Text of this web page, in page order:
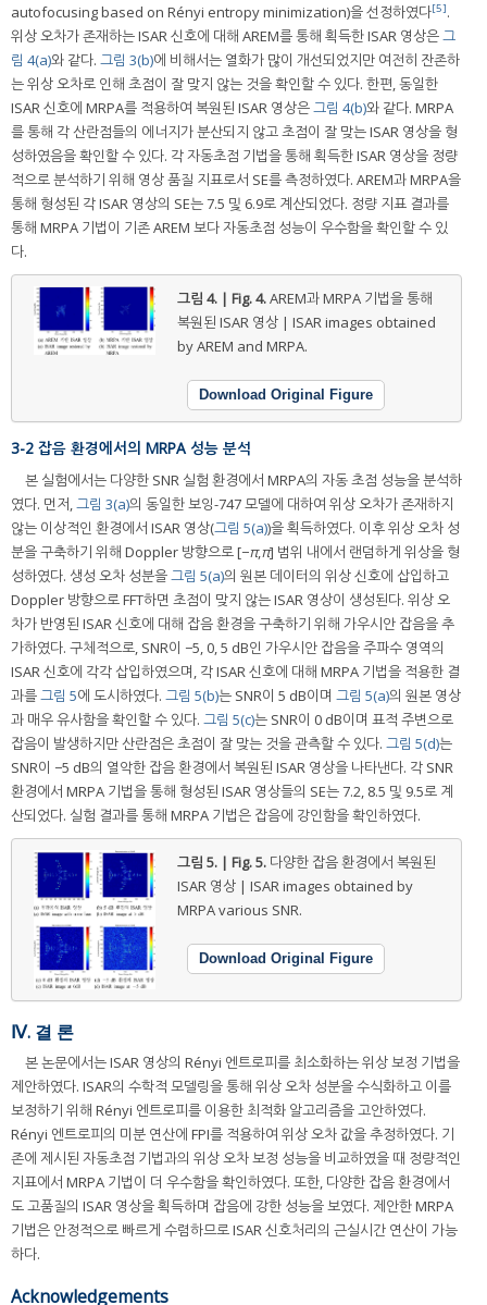
autofocusing based on Rényi entropy minimization)을 선정하였다[5].
위상 오차가 존재하는 ISAR 신호에 대해 AREM를 통해 획득한 ISAR 영상은그
림 4(a)와 같다. 그림 3(b)에 비해서는 열화가 많이 개선되었지만 여전히 잔존하
는 위상 오차로 인해 초점이 잘 맞지 않는 것을 확인할 수 있다. 한편, 동일한
ISAR 신호에 MRPA를 적용하여 복원된 ISAR 영상은그림 4(b)와 같다. MRPA
를 통해 각 산란점들의 에너지가 분산되지 않고 초점이 잘 맞는 ISAR 영상을 형
성하였음을 확인할 수 있다. 각 자동초점 기법을 통해 획득한 ISAR 영상을 정량
적으로 분석하기 위해 영상 품질 지표로서 SE를 측정하였다. AREM과 MRPA을
통해 형성된 각 ISAR 영상의 SE는 7.5 및 6.9로 계산되었다. 정량 지표 결과를
통해 MRPA 기법이 기존 AREM 보다 자동초점 성능이 우수함을 확인할 수 있
다.
그림 4. | Fig. 4.AREM과 MRPA 기법을 통해
복원된 ISAR 영상 | ISAR images obtained
by AREM and MRPA.
Download Original Figure
3-2 잡음 환경에서의 MRPA 성능 분석
본 실험에서는 다양한 SNR 실험 환경에서 MRPA의 자동 초점 성능을 분석하
였다. 먼저, 그림 3(a)의 동일한 보잉-747 모델에 대하여 위상 오차가 존재하지
않는 이상적인 환경에서 ISAR 영상(그림 5(a))을 획득하였다. 이후 위상 오차 성
분을 구축하기 위해 Doppler 방향으로 [−π,π] 범위 내에서 랜덤하게 위상을 형
성하였다. 생성 오차 성분을그림 5(a)의 원본 데이터의 위상 신호에 삽입하고
Doppler 방향으로 FFT하면 초점이 맞지 않는 ISAR 영상이 생성된다. 위상 오
차가 반영된 ISAR 신호에 대해 잡음 환경을 구축하기 위해 가우시안 잡음을 추
가하였다. 구체적으로, SNR이 −5, 0, 5 dB인 가우시안 잡음을 주파수 영역의
ISAR 신호에 각각 삽입하였으며, 각 ISAR 신호에 대해 MRPA 기법을 적용한 결
과를그림 5에 도시하였다. 그림 5(b)는 SNR이 5 dB이며 그림 5(a)의 원본 영상
과 매우 유사함을 확인할 수 있다. 그림 5(c)는 SNR이 0 dB이며 표적 주변으로
잡음이 발생하지만 산란점은 초점이 잘 맞는 것을 관측할 수 있다. 그림 5(d)는
SNR이 −5 dB의 열악한 잡음 환경에서 복원된 ISAR 영상을 나타낸다. 각 SNR
환경에서 MRPA 기법을 통해 형성된 ISAR 영상들의 SE는 7.2, 8.5 및 9.5로 계
산되었다. 실험 결과를 통해 MRPA 기법은 잡음에 강인함을 확인하였다.
그림 5. | Fig. 5. 다양한 잡음 환경에서 복원된
ISAR 영상 | ISAR images obtained by
MRPA various SNR.
Download Original Figure
Ⅳ. 결 론
본 논문에서는 ISAR 영상의 Rényi 엔트로피를 최소화하는 위상 보정 기법을
제안하였다. ISAR의 수학적 모델링을 통해 위상 오차 성분을 수식화하고 이를
보정하기 위해 Rényi 엔트로피를 이용한 최적화 알고리즘을 고안하였다.
Rényi 엔트로피의 미분 연산에 FPI를 적용하여 위상 오차 값을 추정하였다. 기
존에 제시된 자동초점 기법과의 위상 오차 보정 성능을 비교하였을 때 정량적인
지표에서 MRPA 기법이 더 우수함을 확인하였다. 또한, 다양한 잡음 환경에서
도 고품질의 ISAR 영상을 획득하며 잡음에 강한 성능을 보였다. 제안한 MRPA
기법은 안정적으로 빠르게 수렴하므로 ISAR 신호처리의 근실시간 연산이 가능
하다.
Acknowledgements